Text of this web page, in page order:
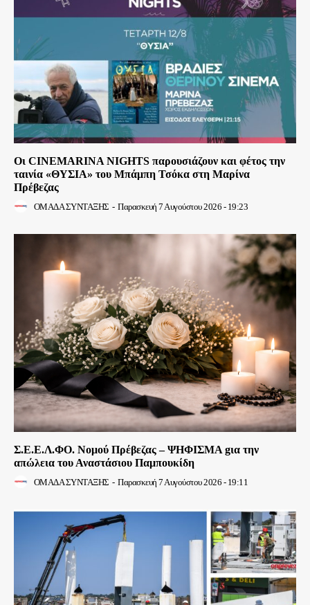
Οι CINEMARINA NIGHTS παρουσιάζουν και φέτος την
ταινία «ΘΥΣΙΑ» του Μπάμπη Τσόκα στη Μαρίνα
Πρέβεζας
ΟΜΑΔΑ ΣΥΝΤΑΞΗΣ - Παρασκευή 7 Αυγούστου 2026 - 19:23
Σ.Ε.Ε.Λ.ΦΟ. Νομού Πρέβεζας – ΨΗΦΙΣΜΑ gια την
απώλεια του Αναστάσιου Παμπουκίδη
ΟΜΑΔΑ ΣΥΝΤΑΞΗΣ - Παρασκευή 7 Αυγούστου 2026 - 19:11